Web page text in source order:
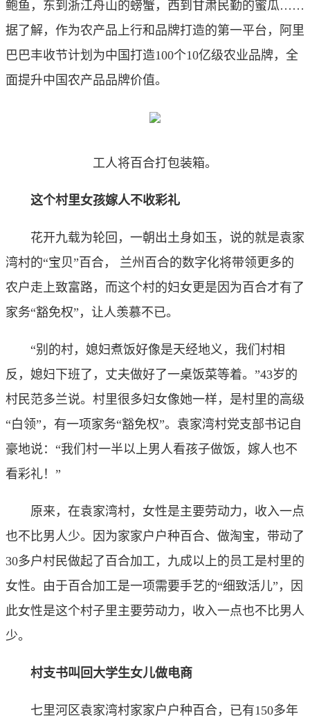
鲍鱼，东到浙江舟山的螃蟹，西到甘肃民勤的蜜瓜……
据了解，作为农产品上行和品牌打造的第一平台，阿里
巴巴丰收节计划为中国打造100个10亿级农业品牌，全
面提升中国农产品品牌价值。
工人将百合打包装箱。
这个村里女孩嫁人不收彩礼
花开九载为轮回，一朝出土身如玉，说的就是袁家
湾村的“宝贝”百合， 兰州百合的数字化将带领更多的
农户走上致富路，而这个村的妇女更是因为百合才有了
家务“豁免权”，让人羡慕不已。
“别的村，媳妇煮饭好像是天经地义，我们村相
反，媳妇下班了，丈夫做好了一桌饭菜等着。”43岁的
村民范多兰说。村里很多妇女像她一样，是村里的高级
“白领”，有一项家务“豁免权”。袁家湾村党支部书记自
豪地说：“我们村一半以上男人看孩子做饭，嫁人也不
看彩礼！”
原来，在袁家湾村，女性是主要劳动力，收入一点
也不比男人少。因为家家户户种百合、做淘宝，带动了
30多户村民做起了百合加工，九成以上的员工是村里的
女性。由于百合加工是一项需要手艺的“细致活儿”，因
此女性是这个村子里主要劳动力，收入一点也不比男人
少。
村支书叫回大学生女儿做电商
七里河区袁家湾村家家户户种百合，已有150多年